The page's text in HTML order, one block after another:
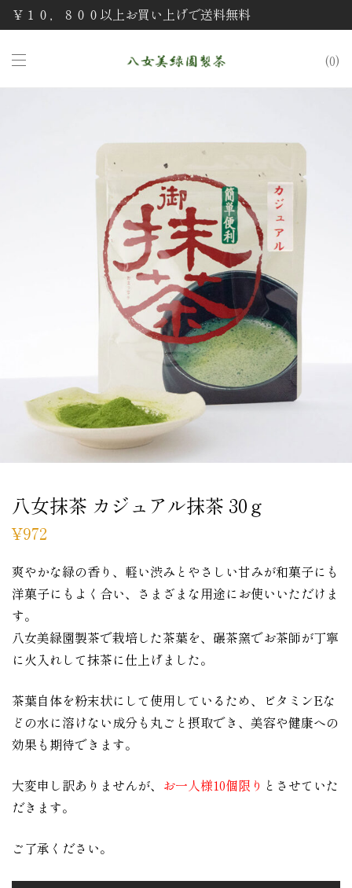
￥１０，８００以上お買い上げで送料無料
0
八女抹茶 カジュアル抹茶 30ｇ
¥972
爽やかな緑の香り、軽い渋みとやさしい甘みが和菓子にも
洋菓子にもよく合い、さまざまな用途にお使いいただけま
す。
八女美緑園製茶で栽培した茶葉を、碾茶窯でお茶師が丁寧
に火入れして抹茶に仕上げました。
茶葉自体を粉末状にして使用しているため、ビタミンEな
どの水に溶けない成分も丸ごと摂取でき、美容や健康への
効果も期待できます。
大変申し訳ありませんが、 お一人様10個限り とさせていた
だきます。
ご了承ください。